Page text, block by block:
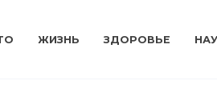
ЖИЗНЬ ЗДОРОВЬЕ